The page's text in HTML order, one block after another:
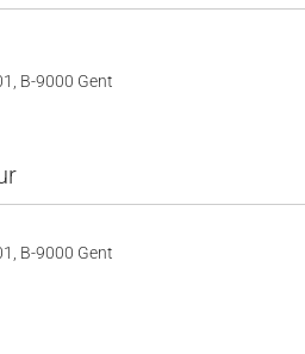
B-9000 Gent
B-9000 Gent